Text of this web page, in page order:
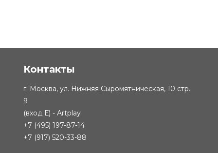
Контакты
г. Москва, ул. Нижняя Сыромятническая, 10 стр.
9
(вход Е) - Artplay
+7 (495) 197-87-14
+7 (917) 520-33-88